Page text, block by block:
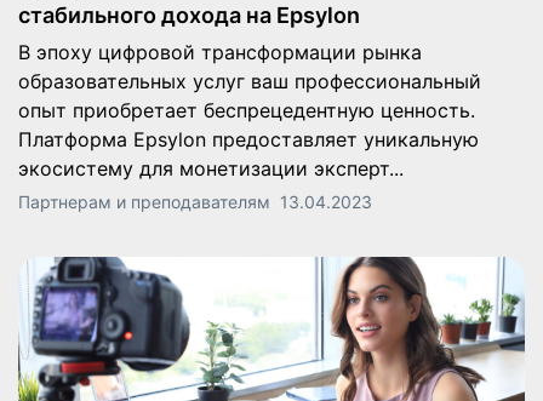
стабильного дохода на Epsylon
В эпоху цифровой трансформации рынка
образовательных услуг ваш профессиональный
опыт приобретает беспрецедентную ценность.
Платформа Epsylon предоставляет уникальную
экосистему для монетизации эксперт...
Партнерам и преподавателям 13.04.2023